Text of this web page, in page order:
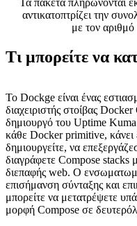
αντικατοπτρίζει την
με τον
Τι μπορείτε να
Το Dockge είναι ένας
διαχειριστής στοίβας
δημιουργό του Uptime Kuma.
κάθε Docker primitive, κάνει
δημιουργείτε, να
διαγράφετε Compose stacks
διεπαφής web. Ο
επισήμανση σύνταξης και
μπορείτε να μετατρέψετε
μορφή Compose σε